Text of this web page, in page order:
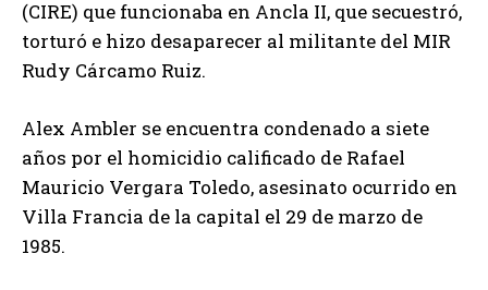
(CIRE) que funcionaba en Ancla II, que secuestró,
torturó e hizo desaparecer al militante del MIR
Rudy Cárcamo Ruiz.
Alex Ambler se encuentra condenado a siete
años por el homicidio calificado de Rafael
Mauricio Vergara Toledo, asesinato ocurrido en
Villa Francia de la capital el 29 de marzo de
1985.